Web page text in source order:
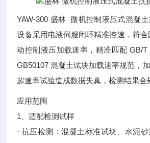
YAW-300 盛林 微机控制液压式混凝土
设备采用电液伺服闭环精准控速，符
动控制液压加载速率，精准匹配 GB/T
GB50107 混凝土试块加载速率规范，
超速率试验造成数据失真，检测结果合
应用范围
1、适配检测试样
· 抗压检测：混凝土标准试块、水泥砂